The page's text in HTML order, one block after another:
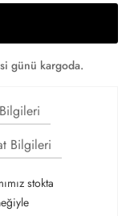
günü kargoda.
Bilgileri
stokta